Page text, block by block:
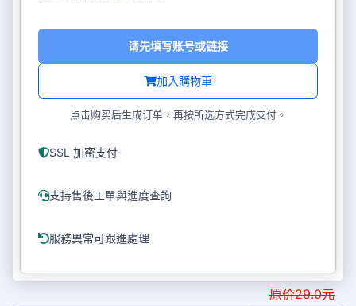
加入購物車
请先填写账号或链接
点击购买后生成订单，再按所选方式完成支付。
SSL 加密支付
支持售後工單與進度查詢
服務異常可跟進處理
原价29.0元